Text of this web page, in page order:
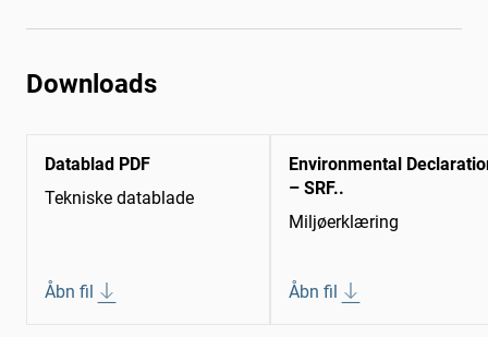
Downloads
Datablad PDF
Tekniske datablade
Åbn fil
Environmental
– SRF..
Miljøerklæring
Åbn fil